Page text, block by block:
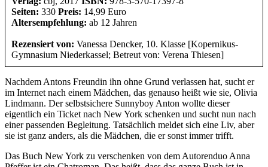
Seiten: 330 Preis: 14,99 Euro
Altersempfehlung: ab 12 Jahren
Rezensiert von: Vanessa Dencker, 10. Klasse [Kopernikus-
Gymnasium Niederkassel; Betreut von: Verena Thiesen]
Nachdem Antons Freundin ihn ohne Grund verlassen hat, sucht er
im Internet nach einem Mädchen, das genauso heißt wie sie, Olivia
Lindmann. Der selbstsichere Sunnyboy Anton wollte dieser
eigentlich ein Ticket nach New York schenken und sucht nun nach
einer passenden Begleitung. Tatsächlich meldet sich eine Liv, aber
sie ist ganz anders, als die Mädchen, die er sonst immer trifft.
Das Buch New York zu verschenken von dem Autorenduo Anna